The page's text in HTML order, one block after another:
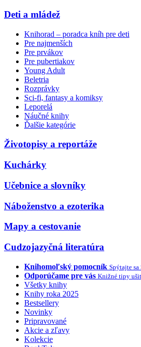
Deti a mládež
Knihorad – poradca kníh pre deti
Pre najmenších
Pre prvákov
Pre pubertiakov
Young Adult
Beletria
Rozprávky
Sci-fi, fantasy a komiksy
Leporelá
Náučné knihy
Ďalšie kategórie
Životopisy a reportáže
Kuchárky
Učebnice a slovníky
Náboženstvo a ezoterika
Mapy a cestovanie
Cudzojazyčná literatúra
Knihomoľský pomocník Spýtajte
Odporúčame pre vás Knižné tipy
Všetky knihy
Knihy roka 2025
Bestsellery
Novinky
Pripravované
Akcie a zľavy
Kolekcie